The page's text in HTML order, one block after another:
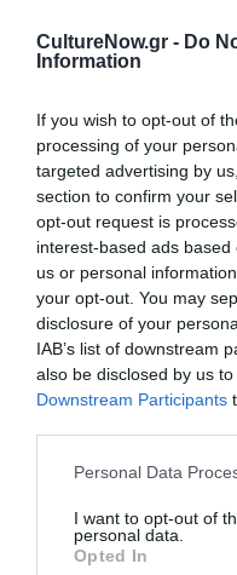
CultureNow.gr - Do
Information
If you wish to opt-out of
processing of your
targeted advertising by
section to confirm your
opt-out request is
interest-based ads
us or personal
your opt-out. You may
disclosure of your
IAB’s list of downstream
also be disclosed by us
Downstream Participants
Personal Data
I want to opt-out of
personal data.
Opted In
Την παραγωγή του Δον
πρωτοπαρουσιάστηκε
υπογράφουν ο
αναβιώνει την
σκηνογράφος Γιώργος
Μαίρη Κατράντζου, ο
η animatorΕιρήνη
διευθύνει οΣτάθης
Τους ρόλους της
δύο εξαιρετικοί guest
και οΒίκτορ Καϊσέτα .
Χορεύτρια της ΕΛΣ
του Εσπάντα ο Α΄
σπουδαστών της
Χορού της ΕΛΣ